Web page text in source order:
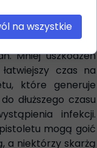
zwykle goją się
Mniej uszkodzeń
czas na
które generuje
dłuższego czasu
infekcji.
mogą goić
a niektórzy skarżą
na wszystkie